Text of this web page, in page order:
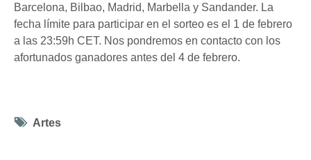
Barcelona, Bilbao, Madrid, Marbella y Sandander. La
fecha límite para participar en el sorteo es el 1 de febrero
a las 23:59h CET. Nos pondremos en contacto con los
afortunados ganadores antes del 4 de febrero.
Tag
Artes